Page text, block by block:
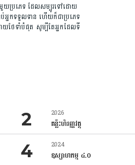
យប្រភេទ ដែលសម្បូរទៅដោយ
អ្នកទទួលទាន ហើយក៏ជាប្រភេទ
ែទាំបំផុត សូម្បីតែអ្នកដែលទី
2026
គន្លឹះហិរញ្ញវត្ថុ
2024
ឧស្សាហកម្ម ៤.០